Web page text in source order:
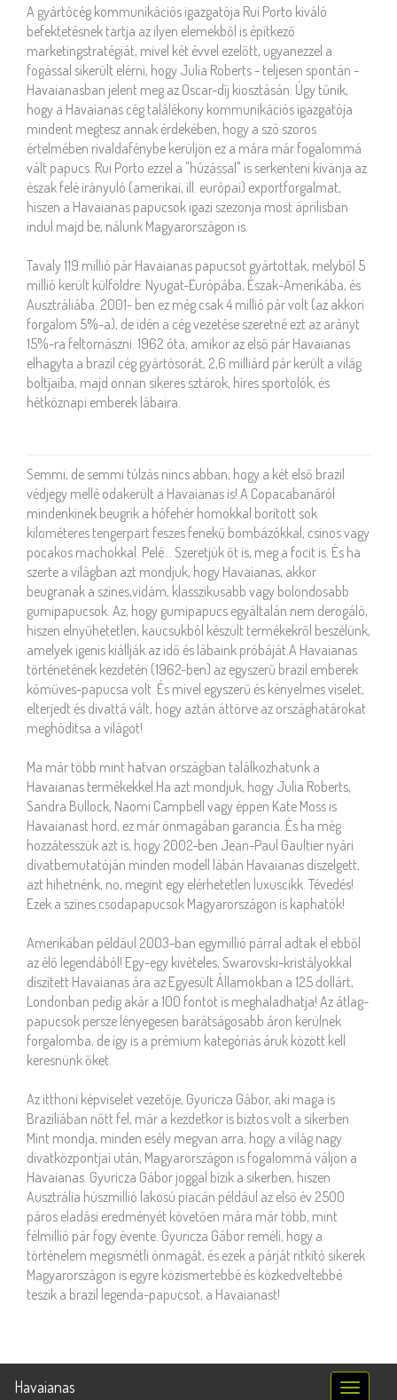
A gyártócég kommunikációs igazgatója Rui Porto kiváló
befektetésnek tartja az ilyen elemekből is építkező
marketingstratégiát, mivel két évvel ezelőtt, ugyanezzel a
fogással sikerült elérni, hogy Julia Roberts - teljesen spontán -
Havaianasban jelent meg az Oscar-díj kiosztásán. Úgy tűnik,
hogy a Havaianas cég találékony kommunikációs igazgatója
mindent megtesz annak érdekében, hogy a szó szoros
értelmében rivaldafénybe kerüljön ez a mára már fogalommá
vált papucs. Rui Porto ezzel a "húzással" is serkenteni kívánja az
észak felé irányuló (amerikai, ill. európai) exportforgalmat,
hiszen a Havaianas papucsok igazi szezonja most áprilisban
indul majd be, nálunk Magyarországon is.
Tavaly 119 millió pár Havaianas papucsot gyártottak, melyből 5
millió került külföldre: Nyugat-Európába, Észak-Amerikába, és
Ausztráliába. 2001- ben ez még csak 4 millió pár volt (az akkori
forgalom 5%-a), de idén a cég vezetése szeretné ezt az arányt
15%-ra feltornászni. 1962 óta, amikor az első pár Havaianas
elhagyta a brazil cég gyártósorát, 2,6 milliárd pár került a világ
boltjaiba, majd onnan sikeres sztárok, híres sportolók, és
hétköznapi emberek lábaira.
Semmi, de semmi túlzás nincs abban, hogy a két első brazil
védjegy mellé odakerült a Havaianas is! A Copacabanáról
mindenkinek beugrik a hófehér homokkal borított sok
kilométeres tengerpart feszes fenekű bombázókkal, csinos vagy
pocakos machokkal. Pelé... Szeretjük őt is, meg a focit is. És ha
szerte a világban azt mondjuk, hogy Havaianas, akkor
beugranak a színes,vidám, klasszikusabb vagy bolondosabb
gumipapucsok. Az, hogy gumipapucs egyáltalán nem derogáló,
hiszen elnyűhetetlen, kaucsukból készült termékekről beszélünk,
amelyek igenis kiállják az idő és lábaink próbáját.A Havaianas
történetének kezdetén (1962-ben) az egyszerű brazil emberek
kőműves-papucsa volt. És mivel egyszerű és kényelmes viselet,
elterjedt és divattá vált, hogy aztán áttörve az országhatárokat
meghódítsa a világot!
Ma már több mint hatvan országban találkozhatunk a
Havaianas termékekkel.Ha azt mondjuk, hogy Julia Roberts,
Sandra Bullock, Naomi Campbell vagy éppen Kate Moss is
Havaianast hord, ez már önmagában garancia. És ha még
hozzátesszük azt is, hogy 2002-ben Jean-Paul Gaultier nyári
divatbemutatóján minden modell lábán Havaianas díszelgett,
azt hihetnénk, no, megint egy elérhetetlen luxuscikk. Tévedés!
Ezek a színes csodapapucsok Magyarországon is kaphatók!
Amerikában például 2003-ban egymillió párral adtak el ebből
az élő legendából! Egy-egy kivételes, Swarovski-kristályokkal
díszített Havaianas ára az Egyesült Államokban a 125 dollárt,
Londonban pedig akár a 100 fontot is meghaladhatja! Az átlag-
papucsok persze lényegesen barátságosabb áron kerülnek
forgalomba, de így is a prémium kategóriás áruk között kell
keresnünk őket.
Az itthoni képviselet vezetője, Gyuricza Gábor, aki maga is
Brazíliában nőtt fel, már a kezdetkor is biztos volt a sikerben.
Mint mondja, minden esély megvan arra, hogy a világ nagy
divatközpontjai után, Magyarországon is fogalommá váljon a
Havaianas. Gyuricza Gábor joggal bízik a sikerben, hiszen
Ausztrália húszmillió lakosú piacán például az első év 2500
páros eladási eredményét követően mára már több, mint
félmillió pár fogy évente. Gyuricza Gábor reméli, hogy a
történelem megismétli önmagát, és ezek a párját ritkító sikerek
Magyarországon is egyre közismertebbé és közkedveltebbé
teszik a brazil legenda-papucsot, a Havaianast!
Toggle
Havaianas